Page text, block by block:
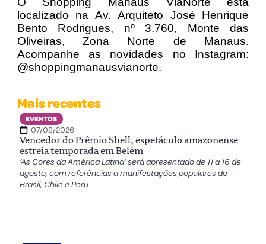
localizado na Av. Arquiteto José Henrique
Bento Rodrigues, nº 3.760, Monte das
Oliveiras, Zona Norte de Manaus.
Acompanhe as novidades no Instagram:
@shoppingmanausvianorte.
Mais recentes
EVENTOS
07/08/2026
Vencedor do Prêmio Shell, espetáculo amazonense
estreia temporada em Belém
‘As Cores da América Latina’ será apresentado de 11 a 16 de
agosto, com referências a manifestações populares do
Brasil, Chile e Peru